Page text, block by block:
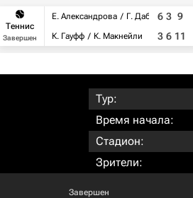
Теннис
Завершен
Е. Александрова
Г. Дабровски
К. Гауфф
К. Макнейли
6 3 9
3 6 11
Тур:
Время начала:
Стадион:
Зрители:
Завершен